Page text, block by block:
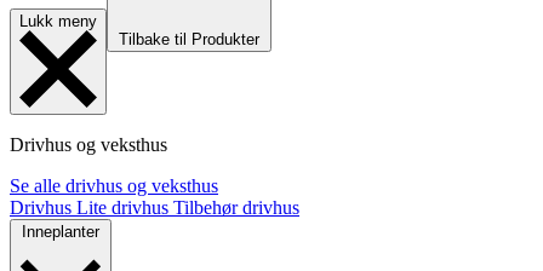
Lukk meny
Tilbake til Produkter
Drivhus og veksthus
Se alle drivhus og veksthus
Drivhus Lite drivhus Tilbehør drivhus
Inneplanter